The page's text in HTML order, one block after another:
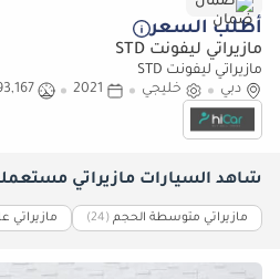
أطلب السعر
مازيراتي ليفونت STD
مازيراتي ليفونت STD
دبي
خليجي 2021
93,167
شاهد السيارات مازيراتي
مازيراتي متوسطة الحجم (24) مازيراتي